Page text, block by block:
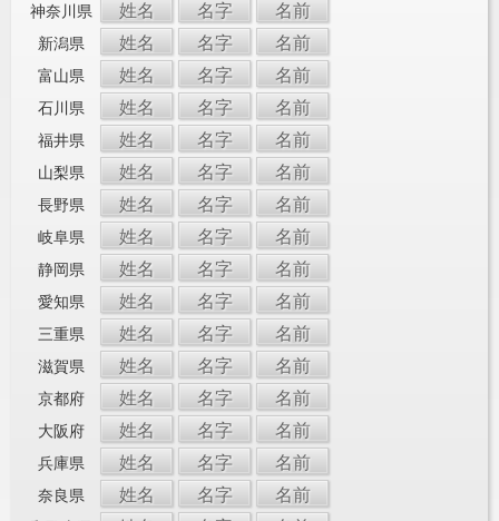
神奈川県 姓名 名字 名前
新潟県 姓名 名字 名前
富山県 姓名 名字 名前
石川県 姓名 名字 名前
福井県 姓名 名字 名前
山梨県 姓名 名字 名前
長野県 姓名 名字 名前
岐阜県 姓名 名字 名前
静岡県 姓名 名字 名前
愛知県 姓名 名字 名前
三重県 姓名 名字 名前
滋賀県 姓名 名字 名前
京都府 姓名 名字 名前
大阪府 姓名 名字 名前
兵庫県 姓名 名字 名前
奈良県 姓名 名字 名前